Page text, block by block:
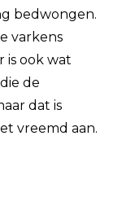
bedwongen.
varkens
is ook wat
de
dat is
vreemd aan.